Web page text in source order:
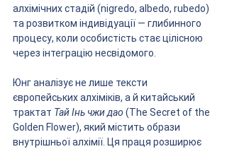
алхімічних стадій (nigredo, albedo, rubedo)
та розвитком індивідуації — глибинного
процесу, коли особистість стає цілісною
через інтеграцію несвідомого.
Юнг аналізує не лише тексти
європейських алхіміків, а й китайський
трактат Тай Інь чжи дао (The Secret of the
Golden Flower), який містить образи
внутрішньої алхімії. Ця праця розширює